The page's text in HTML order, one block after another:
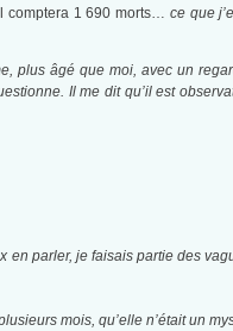
comptera 1 690 morts… ce que
plus âgé que moi, avec un
Il me dit qu’il est
parler, je faisais partie des
mois, qu’elle n’était un